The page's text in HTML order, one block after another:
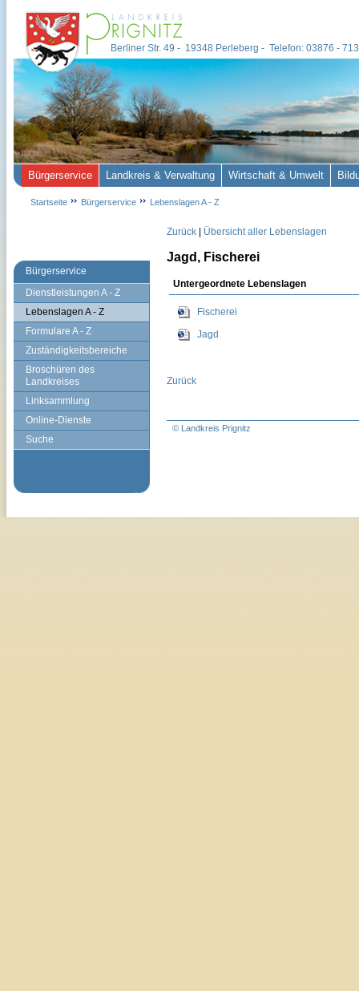
Bürgerservice
Dienstleistungen A - Z
Lebenslagen A - Z
Formulare A - Z
Zuständigkeitsbereiche
Broschüren des
Landkreises
Linksammlung
Online-Dienste
Suche
Zurück Übersicht aller Lebenslagen
Jagd, Fischerei
Untergeordnete Lebenslagen
Fischerei
Jagd
Zurück
© Landkreis Prignitz
Berliner Str. 49 - 19348 Perleberg - Telefon: 03876 -
Bürgerservice Landkreis & Verwaltung Wirtschaft & Umwelt
Startseite Bürgerservice Lebenslagen A - Z